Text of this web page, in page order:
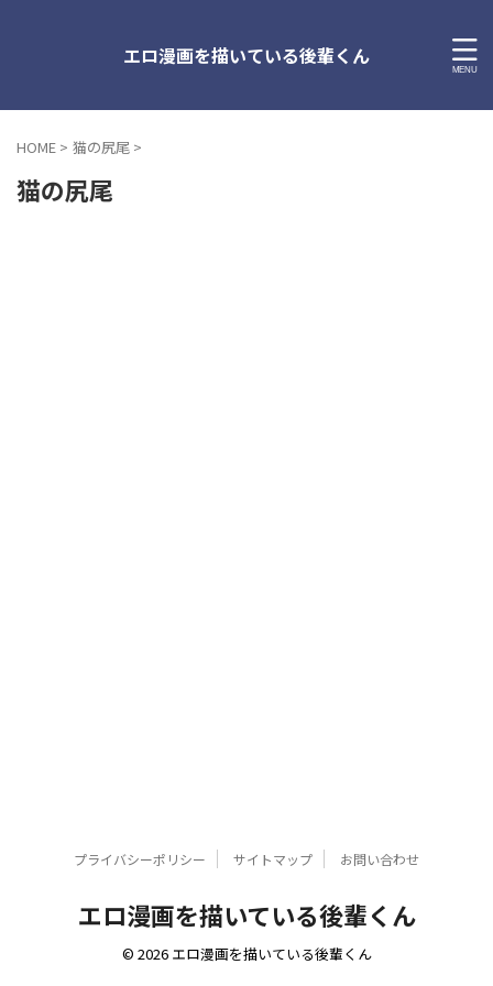
エロ漫画を描いている後輩くん
HOME > 猫の尻尾 >
猫の尻尾
プライバシーポリシー サイトマップ お問い合わせ
エロ漫画を描いている後輩くん
© 2026 エロ漫画を描いている後輩くん